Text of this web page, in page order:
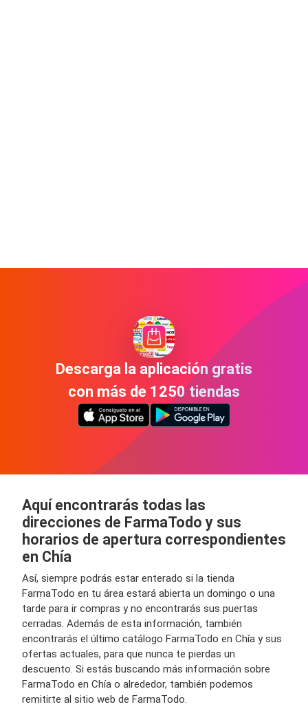
Descarga la aplicación gratis
con más de 1250 tiendas
Aquí encontrarás todas las
direcciones de FarmaTodo y sus
horarios de apertura correspondientes
en Chía
Así, siempre podrás estar enterado si la tienda
FarmaTodo en tu área estará abierta un domingo o una
tarde para ir compras y no encontrarás sus puertas
cerradas. Además de esta información, también
encontrarás el último catálogo FarmaTodo en Chía y sus
ofertas actuales, para que nunca te pierdas un
descuento. Si estás buscando más información sobre
FarmaTodo en Chía o alrededor, también podemos
remitirte al sitio web de FarmaTodo.